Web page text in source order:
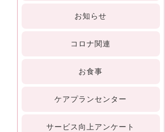
お知らせ
コロナ関連
お食事
ケアプランセンター
サービス向上アンケート